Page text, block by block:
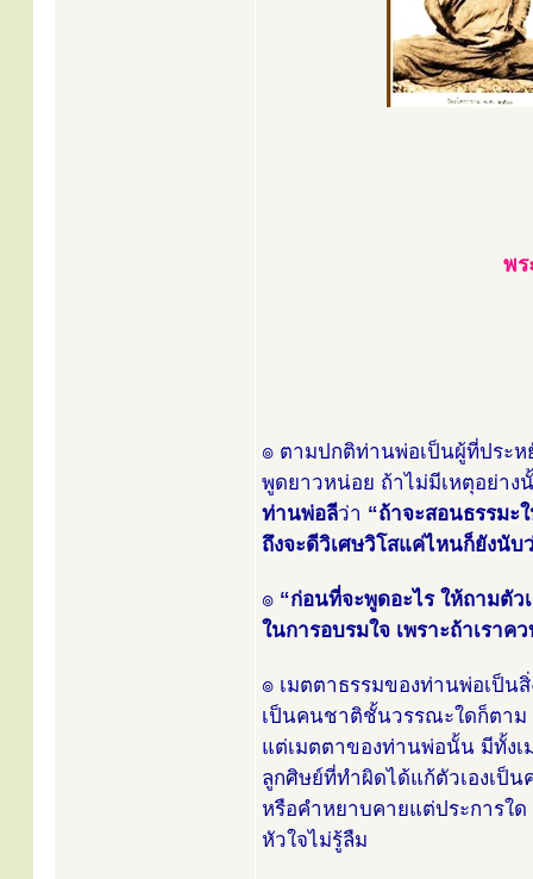
พ
๏ ตามปกติท่านพ่อเป็นผู้ที่ประ
พูดยาวหน่อย ถ้าไม่มีเหตุอย่าง
ท่านพ่อลีว่า “ถ้าจะสอนธรรมะ
ถึงจะดีวิเศษวิโสแค่ไหนก็ยังนับ
๏ “ก่อนที่จะพูดอะไร ให้ถามตั
ในการอบรมใจ เพราะถ้าเราค
๏ เมตตาธรรมของท่านพ่อเป็
เป็นคนชาติชั้นวรรณะใดก็ตาม
แต่เมตตาของท่านพ่อนั้น มีทั้งเ
ลูกศิษย์ที่ทำผิดได้แก้ตัวเองเป็
หรือคำหยาบคายแต่ประการใ
หัวใจไม่รู้ลืม